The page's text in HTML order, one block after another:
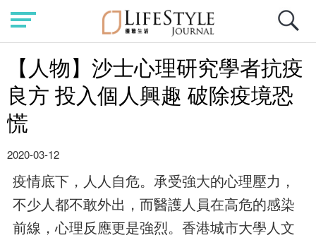
【人物】沙士心理研究學者抗疫
良方 投入個人興趣 破除疫境恐
慌
2020-03-12
疫情底下，人人自危。承受強大的心理壓力，
不少人都不敢外出，而醫護人員在高危的感染
前線，心理反應更是強烈。香港城市大學人文